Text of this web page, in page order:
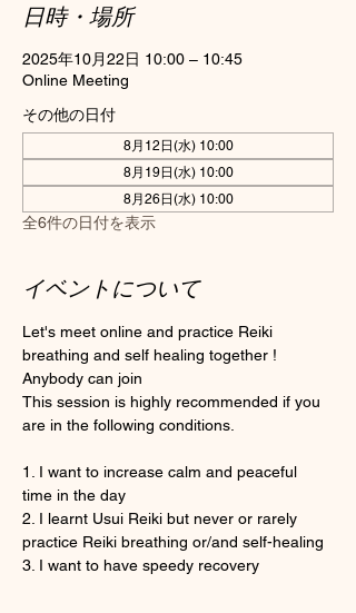
日時・場所
2025年10月22日 10:00 – 10:45
Online Meeting
その他の日付
8月12日(水) 10:00
8月19日(水) 10:00
8月26日(水) 10:00
全6件の日付を表示
イベントについて
Let's meet online and practice Reiki
breathing and self healing together !
Anybody can join
This session is highly recommended if you
are in the following conditions.
1. I want to increase calm and peaceful
time in the day
2. I learnt Usui Reiki but never or rarely
practice Reiki breathing or/and self-healing
3. I want to have speedy recovery